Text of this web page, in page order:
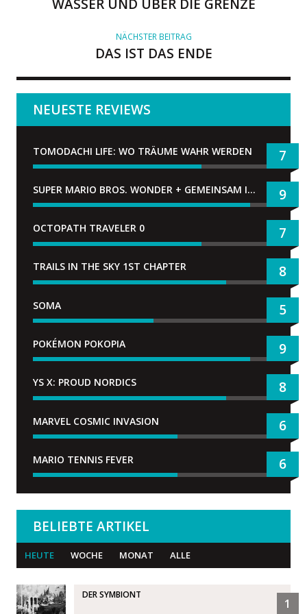
WASSER UND ÜBER DIE GRENZE
NÄCHSTER BEITRAG
DAS IST DAS ENDE
NEUESTE REVIEWS
TOMODACHI LIFE: WO TRÄUME WAHR WERDEN 7
SUPER MARIO BROS. WONDER + GEMEINSAM IM BELLABEL-PARK 9
OCTOPATH TRAVELER 0 7
TRAILS IN THE SKY 1ST CHAPTER 8
SOMA 5
POKÉMON POKOPIA 9
YS X: PROUD NORDICS 8
MARVEL COSMIC INVASION 6
MARIO TENNIS FEVER 6
BELIEBTE ARTIKEL
HEUTE WOCHE MONAT ALLE
DER SYMBIONT
1